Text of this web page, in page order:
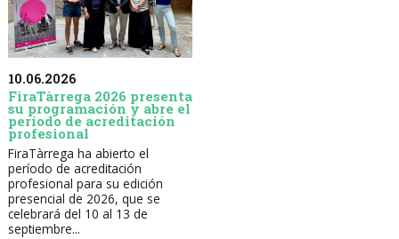
10.06.2026
FiraTàrrega 2026 presenta
su programación y abre el
período de acreditación
profesional
FiraTàrrega ha abierto el
período de acreditación
profesional para su edición
presencial de 2026, que se
celebrará del 10 al 13 de
septiembre...